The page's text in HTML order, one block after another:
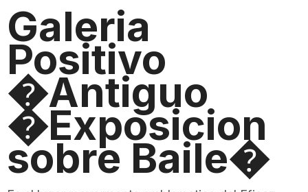
Galeria
Positivo
�Antiguo
�Exposicion
sobre Baile�